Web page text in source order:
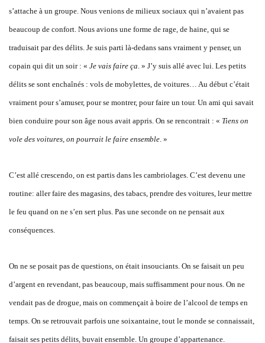
s’attache à un groupe. Nous venions de milieux sociaux qui n’avaient pas
beaucoup de confort. Nous avions une forme de rage, de haine, qui se
traduisait par des délits. Je suis parti là-dedans sans vraiment y penser, un
copain qui dit un soir : « Je vais faire ça . » J’y suis allé avec lui. Les petits
délits se sont enchaînés : vols de mobylettes, de voitures… Au début c’était
vraiment pour s’amuser, pour se montrer, pour faire un tour. Un ami qui savait
bien conduire pour son âge nous avait appris. On se rencontrait : « Tiens on
vole des voitures, on pourrait le faire ensemble . »
C’est allé crescendo, on est partis dans les cambriolages. C’est devenu une
routine: aller faire des magasins, des tabacs, prendre des voitures, leur mettre
le feu quand on ne s’en sert plus. Pas une seconde on ne pensait aux
conséquences.
On ne se posait pas de questions, on était insouciants. On se faisait un peu
d’argent en revendant, pas beaucoup, mais suffisamment pour nous. On ne
vendait pas de drogue, mais on commençait à boire de l’alcool de temps en
temps. On se retrouvait parfois une soixantaine, tout le monde se connaissait,
faisait ses petits délits, buvait ensemble. Un groupe d’appartenance.